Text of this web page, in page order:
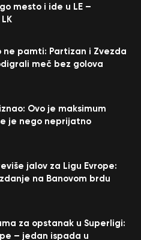
mesto i ide u LE –
ne pamti: Partizan i Zvezda
meč bez golova
Ovo je maksimum
je nego neprijatno
jalov za Ligu Evrope:
na Banovom brdu
za opstanak u Superligi:
– jedan ispada u